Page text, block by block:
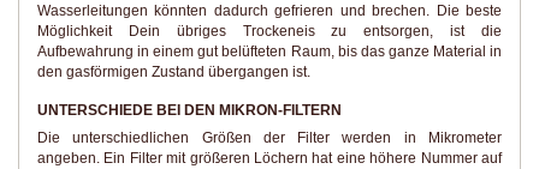
Wasserleitungen könnten dadurch gefrieren und brechen. Die beste
Möglichkeit Dein übriges Trockeneis zu entsorgen, ist die
Aufbewahrung in einem gut belüfteten Raum, bis das ganze Material in
den gasförmigen Zustand übergangen ist.
UNTERSCHIEDE BEI DEN MIKRON-FILTERN
Die unterschiedlichen Größen der Filter werden in Mikrometer
angeben. Ein Filter mit größeren Löchern hat eine höhere Nummer auf